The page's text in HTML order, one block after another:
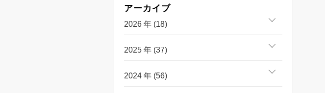
アーカイブ
2026 年 (18)
2025 年 (37)
2024 年 (56)